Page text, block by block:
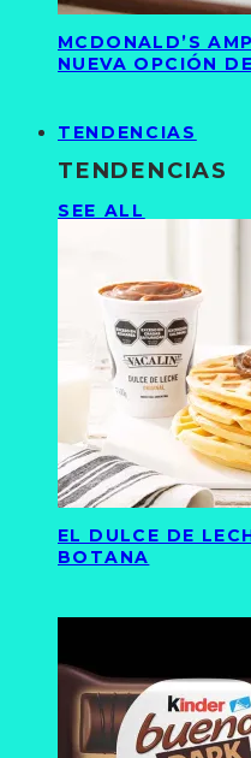
MCDONALD’S
NUEVA OPCIÓN
TENDENCIAS
TENDENCIAS
SEE ALL
EL DULCE DE
BOTANA